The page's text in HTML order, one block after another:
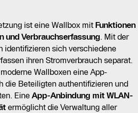
ist eine Wallbox mit Funktionen
und Verbrauchserfassung. Mit der
identifizieren sich verschiedene
ihren Stromverbrauch separat.
Wallboxen eine App-
die Beteiligten authentifizieren und
Eine App-Anbindung mit WLAN-
ermöglicht die Verwaltung aller